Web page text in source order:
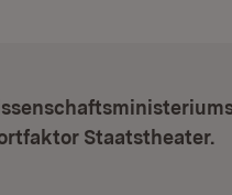
Staatstheater.